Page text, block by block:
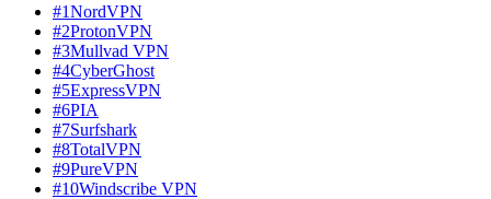
#1NordVPN
#2ProtonVPN
#3Mullvad VPN
#4CyberGhost
#5ExpressVPN
#6PIA
#7Surfshark
#8TotalVPN
#9PureVPN
#10Windscribe VPN